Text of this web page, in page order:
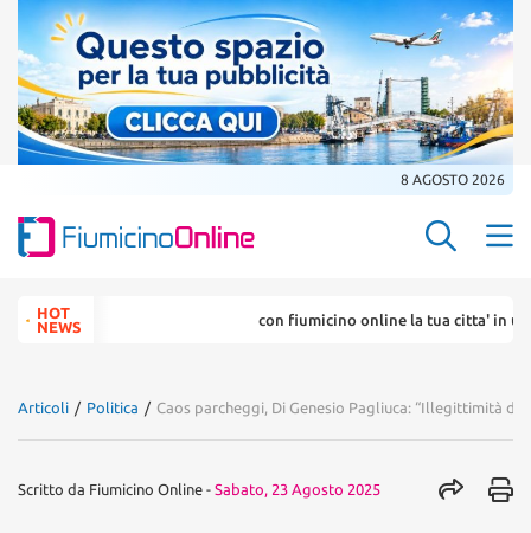
8 AGOSTO 2026
Search
for:HOT
NEWS
con fiumicino online la tua citta' in un
Articoli / Politica / Caos parcheggi, Di Genesio Pagliuca: “Illegittimità
Scritto da Fiumicino Online - Sabato, 23 Agosto 2025